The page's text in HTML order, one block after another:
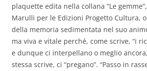
plaquette edita nella collana “Le
Marulli per le Edizioni Progetto Cultura,
della memoria sedimentata nel suo
ma viva e vitale perché, come scrive, “i
e dunque ci interpellano o meglio
stessa scrive, ci “pregano”. “Passo in